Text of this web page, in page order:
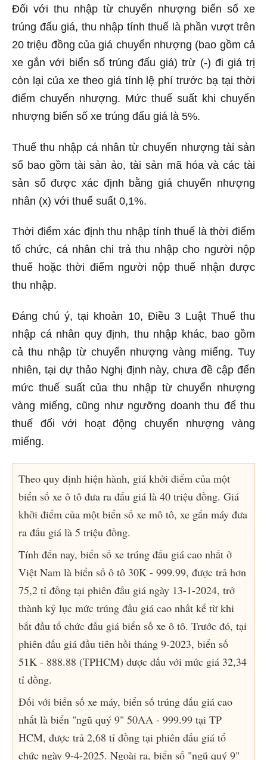
Đối với thu nhập từ chuyển nhượng biển số xe
trúng đấu giá, thu nhập tính thuế là phần vượt trên
20 triệu đồng của giá chuyển nhượng (bao gồm cả
xe gắn với biển số trúng đấu giá) trừ (-) đi giá trị
còn lại của xe theo giá tính lệ phí trước bạ tại thời
điểm chuyển nhượng. Mức thuế suất khi chuyển
nhượng biển số xe trúng đấu giá là 5%.
Thuế thu nhập cá nhân từ chuyển nhượng tài sản
số bao gồm tài sản ảo, tài sản mã hóa và các tài
sản số được xác định bằng giá chuyển nhượng
nhân (x) với thuế suất 0,1%.
Thời điểm xác định thu nhập tính thuế là thời điểm
tổ chức, cá nhân chi trả thu nhập cho người nộp
thuế hoặc thời điểm người nộp thuế nhận được
thu nhập.
Đáng chú ý, tại khoản 10, Điều 3 Luật Thuế thu
nhập cá nhân quy định, thu nhập khác, bao gồm
cả thu nhập từ chuyển nhượng vàng miếng. Tuy
nhiên, tại dự thảo Nghị định này, chưa đề cập đến
mức thuế suất của thu nhập từ chuyển nhượng
vàng miếng, cũng như ngưỡng doanh thu để thu
thuế đối với hoạt động chuyển nhượng vàng
miếng.
Theo quy định hiện hành, giá khởi điểm của một
biển số xe ô tô đưa ra đấu giá là 40 triệu đồng. Giá
khởi điểm của một biển số xe mô tô, xe gắn máy đưa
ra đấu giá là 5 triệu đồng.
Tính đến nay, biển số xe trúng đấu giá cao nhất ở
Việt Nam là biển số ô tô 30K - 999.99, được trả hơn
75,2 tỉ đồng tại phiên đấu giá ngày 13-1-2024, trở
thành kỷ lục mức trúng đấu giá cao nhất kể từ khi
bắt đầu tổ chức đấu giá biển số xe ô tô. Trước đó, tại
phiên đấu giá đầu tiên hồi tháng 9-2023, biển số
51K - 888.88 (TPHCM) được đấu với mức giá 32,34
tỉ đồng.
Đối với biển số xe máy, biển số trúng đấu giá cao
nhất là biển "ngũ quý 9" 50AA - 999.99 tại TP
HCM, được trả 2,68 tỉ đồng tại phiên đấu giá tổ
chức ngày 9-4-2025. Ngoài ra, biển số "ngũ quý 9"